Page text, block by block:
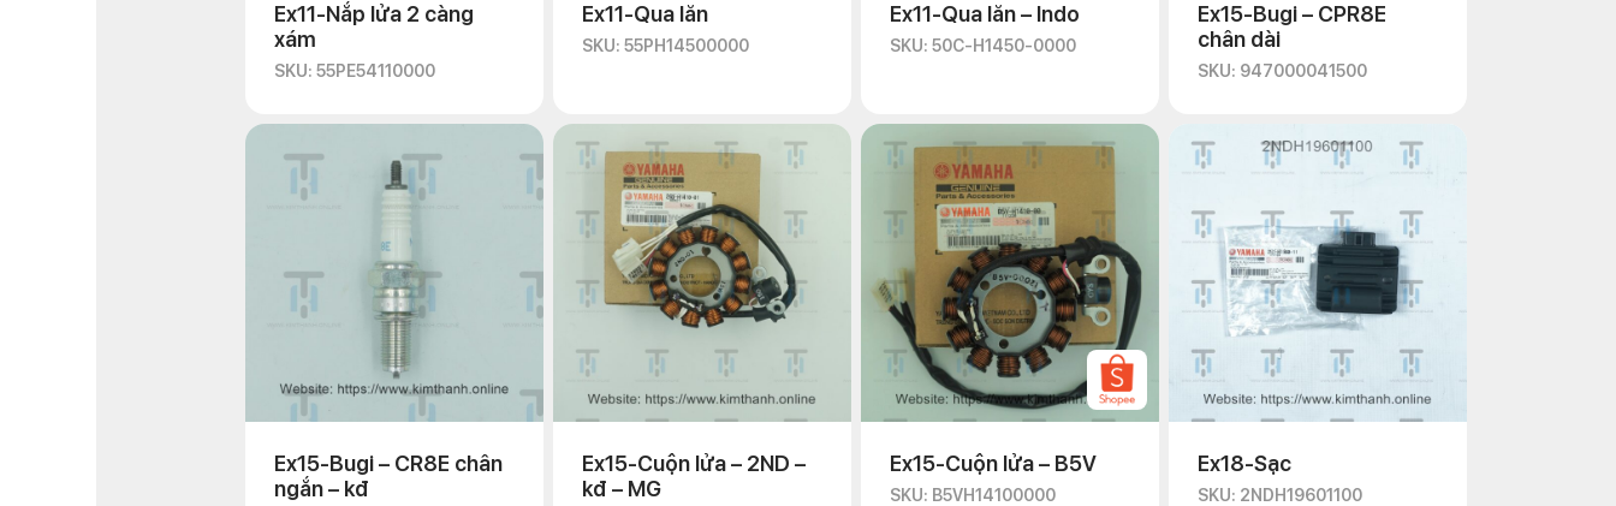
Ex11-Nắp lửa 2 càng
xám
SKU: 55PE54110000
Ex11-Qua lăn
SKU: 55PH14500000
Ex11-Qua lăn – Indo
SKU: 50C-H1450-0000
Ex15-Bugi – CPR8E
chân dài
SKU: 947000041500
Ex15-Bugi – CR8E chân
ngắn – kđ
Ex15-Cuộn lửa – 2ND –
kđ – MG
Ex15-Cuộn lửa – B5V
SKU: B5VH14100000
Ex18-Sạc
SKU: 2NDH19601100